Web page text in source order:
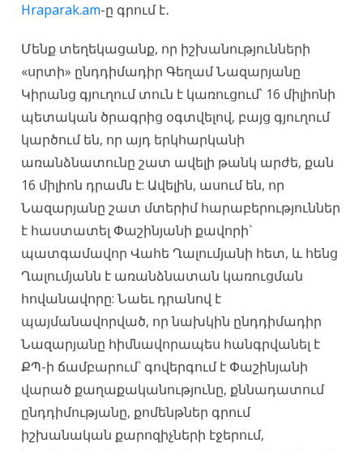
Hraparak.am-ը գրում է․
Մենք տեղեկացանք, որ իշխանությունների
«սրտի» ընդդիմադիր Գեղամ Նազարյանը
Կիրանց գյուղում տուն է կառուցում՝ 16 միլիոնի
պետական ծրագրից օգտվելով, բայց գյուղում
կարծում են, որ այդ երկհարկանի
առանձնատունը շատ ավելի թանկ արժե, քան
16 միլիոն դրամն է: Ավելին, ասում են, որ
Նազարյանը շատ մտերիմ հարաբերություններ
է հաստատել Փաշինյանի քավորի`
պատգամավոր Վահե Ղալումյանի հետ, և հենց
Ղալումյանն է առանձնատան կառուցման
հովանավորը: Նաեւ դրանով է
պայմանավորված, որ նախկին ընդդիմադիր
Նազարյանը հիմնավորապես հանգրվանել է
ՔՊ-ի ճամբարում` գովերգում է Փաշինյանի
վարած քաղաքականությունը, քննադատում
ընդդիմությանը, քոմենթներ գրում
իշխանական քարոզիչների էջերում,